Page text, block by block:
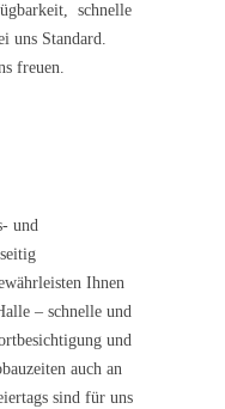
schnelle
uns Standard.
freuen.
und
Ihnen
– schnelle und
und
auch an
sind für uns